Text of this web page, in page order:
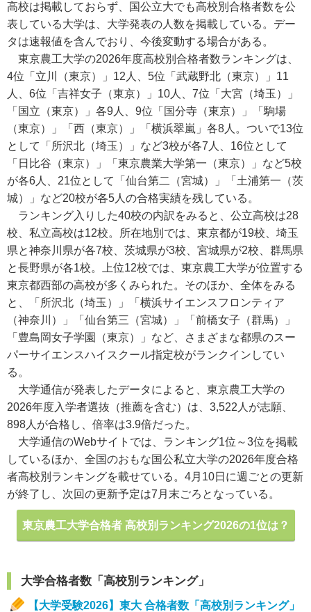
高校は掲載しておらず、国公立大でも高校別合格者数を公
表している大学は、大学発表の人数を掲載している。デー
タは速報値を含んでおり、今後変動する場合がある。
東京農工大学の2026年度高校別合格者数ランキングは、
4位「立川（東京）」12人、5位「武蔵野北（東京）」11
人、6位「吉祥女子（東京）」10人、7位「大宮（埼玉）」
「国立（東京）」各9人、9位「国分寺（東京）」「駒場
（東京）」「西（東京）」「横浜翠嵐」各8人。ついで13位
として「所沢北（埼玉）」など3校が各7人、16位として
「日比谷（東京）」「東京農業大学第一（東京）」など5校
が各6人、21位として「仙台第二（宮城）」「土浦第一（茨
城）」など20校が各5人の合格実績を残している。
ランキング入りした40校の内訳をみると、公立高校は28
校、私立高校は12校。所在地別では、東京都が19校、埼玉
県と神奈川県が各7校、茨城県が3校、宮城県が2校、群馬県
と長野県が各1校。上位12校では、東京農工大学が位置する
東京都西部の高校が多くみられた。そのほか、全体をみる
と、「所沢北（埼玉）」「横浜サイエンスフロンティア
（神奈川）」「仙台第三（宮城）」「前橋女子（群馬）」
「豊島岡女子学園（東京）」など、さまざまな都県のスー
パーサイエンスハイスクール指定校がランクインしてい
る。
大学通信が発表したデータによると、東京農工大学の
2026年度入学者選抜（推薦を含む）は、3,522人が志願、
898人が合格し、倍率は3.9倍だった。
大学通信のWebサイトでは、ランキング1位～3位を掲載
しているほか、全国のおもな国公私立大学の2026年度合格
者高校別ランキングを載せている。4月10日に週ごとの更新
が終了し、次回の更新予定は7月末ごろとなっている。
東京農工大学合格者 高校別ランキング2026の1位は？
大学合格者数「高校別ランキング」
【大学受験2026】東大 合格者数「高校別ランキング」